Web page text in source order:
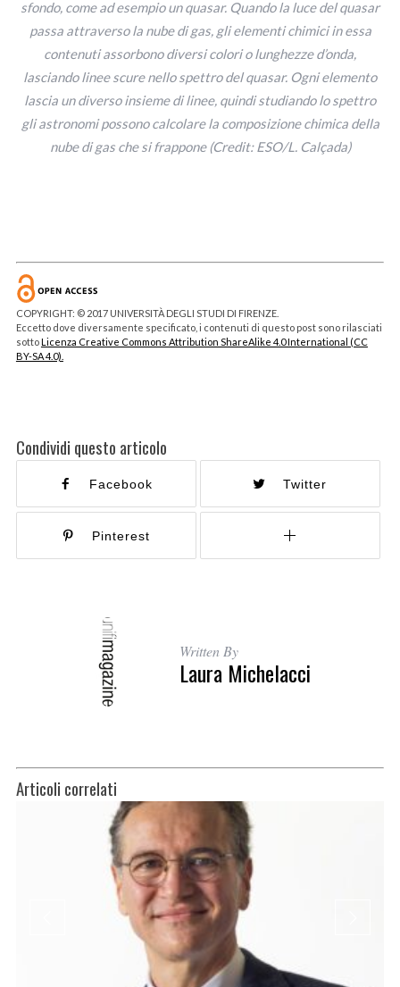
sfondo, come ad esempio un quasar. Quando la luce del quasar
passa attraverso la nube di gas, gli elementi chimici in essa
contenuti assorbono diversi colori o lunghezze d’onda,
lasciando linee scure nello spettro del quasar. Ogni elemento
lascia un diverso insieme di linee, quindi studiando lo spettro
gli astronomi possono calcolare la composizione chimica della
nube di gas che si frappone (Credit: ESO/L. Calçada)
COPYRIGHT: © 2017 UNIVERSITÀ DEGLI STUDI DI FIRENZE.
Eccetto dove diversamente specificato, i contenuti di questo post sono rilasciati
sottoLicenza Creative Commons Attribution ShareAlike 4.0 International (CC
BY-SA 4.0).
Condividi questo articolo
Facebook Twitter
Pinterest
Written By
Laura Michelacci
Articoli correlati